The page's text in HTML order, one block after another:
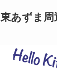
あずま周